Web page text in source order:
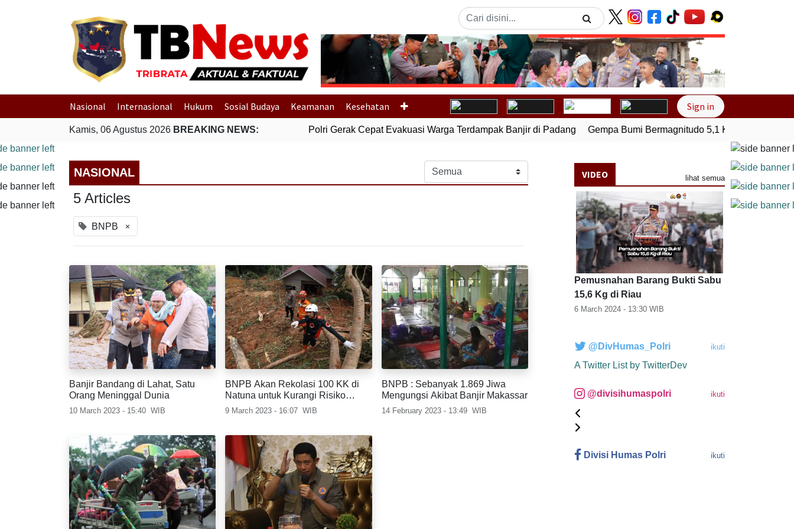
Previous Next
Nasional Internasional Hukum Sosial Budaya Keamanan Kesehatan Sign in
Kamis, 06 Agustus 2026 BREAKING NEWS: Polri Gerak Cepat Evakuasi Warga Terdampak Banjir di Padang Gempa Bumi Bermagnitudo 5,1 Kembali Guncang
NASIONAL
5 Articles
BNPB ×
Banjir Bandang di Lahat, Satu
Orang Meninggal Dunia
10 March 2023 - 15:40 WIB
BNPB Akan Rekolasi 100 KK di
Natuna untuk Kurangi Risiko
Longsor
9 March 2023 - 16:07 WIB
BNPB : Sebanyak 1.869 Jiwa
Mengungsi Akibat Banjir Makassar
14 February 2023 - 13:49 WIB
VIDEO lihat semua
Pemusnahan Barang Bukti Sabu
15,6 Kg di Riau
6 March 2024 - 13:30 WIB
@DivHumas_Polri ikuti
A Twitter List by TwitterDev
@divisihumaspolri ikuti
Divisi Humas Polri ikuti